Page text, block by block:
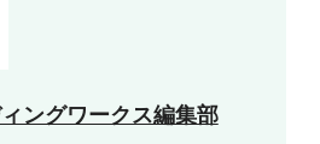
ングワークス編集部